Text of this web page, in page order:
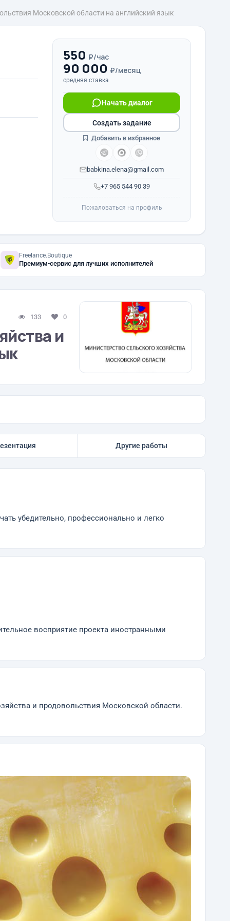
Московской области на английский язык
550 ₽/час
90 000 ₽/месяц
средняя ставка
+7 965 544 90 39
Начать диалог
babkina.elena@gmail.com
Создать задание
Добавить в избранное
Пожаловаться на профиль
Freelance.Boutique
Премиум-сервис для лучших исполнителей
133 0
и
Другие работы
убедительно, профессионально и легко
восприятие проекта иностранными
и продовольствия Московской области.